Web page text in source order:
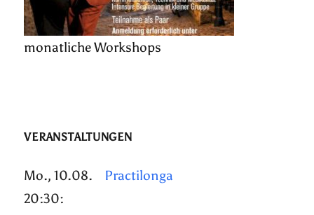
monatliche Workshops
VERANSTALTUNGEN
Mo., 10.08.
20:30:
Practilonga